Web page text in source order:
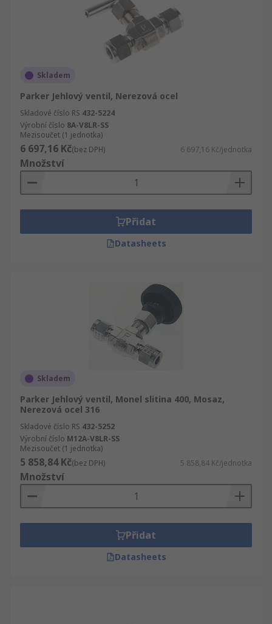
Skladem
Parker Jehlový ventil, Nerezová ocel
Skladové číslo RS 432-5224
Výrobní číslo 8A-V8LR-SS
Mezisoučet (1 jednotka)
6 697,16 Kč(bez DPH) 6 697,16 Kč/jednotka
Množství
Přidat
Datasheets
Skladem
Parker Jehlový ventil, Monel slitina 400, Mosaz,
Nerezová ocel 316
Skladové číslo RS 432-5252
Výrobní číslo M12A-V8LR-SS
Mezisoučet (1 jednotka)
5 858,84 Kč(bez DPH) 5 858,84 Kč/jednotka
Množství
Přidat
Datasheets